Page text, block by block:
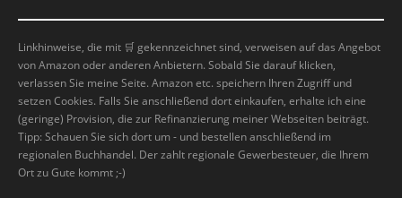
Linkhinweise, die mit 🛒 gekennzeichnet sind, verweisen auf das Angebot
von Amazon oder anderen Anbietern. Sobald Sie darauf klicken,
verlassen Sie meine Seite. Amazon etc. speichern Ihren Zugriff und
setzen Cookies. Falls Sie anschließend dort einkaufen, erhalte ich eine
(geringe) Provision, die zur Refinanzierung meiner Webseiten beiträgt.
Tipp: Schauen Sie sich dort um - und bestellen anschließend im
regionalen Buchhandel. Der zahlt regionale Gewerbesteuer, die Ihrem
Ort zu Gute kommt ;-)